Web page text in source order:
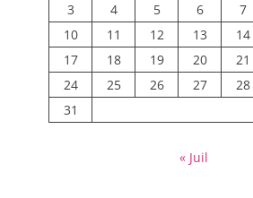
3
4 5 6 7
10
11 12 13 14
17
18 19 20 21
24
25 26 27 28
31
« Juil